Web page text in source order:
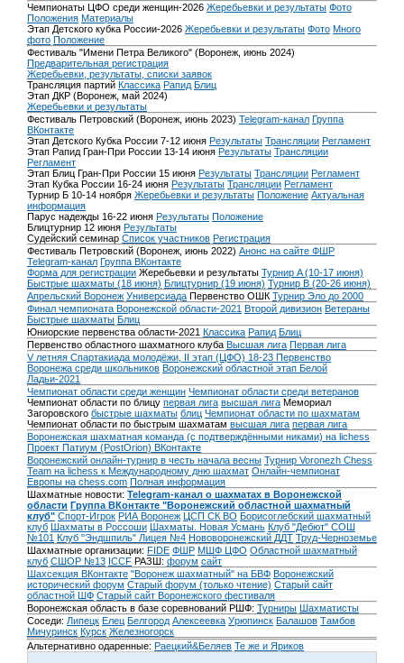
Чемпионаты ЦФО среди женщин-2026 Жеребьевки и результаты Фото
Положения Материалы
Этап Детского кубка России-2026 Жеребьевки и результаты Фото Много
фото Положение
Фестиваль "Имени Петра Великого" (Воронеж, июнь 2024)
Предварительная регистрация
Жеребьевки, результаты, списки заявок
Трансляция партий Классика Рапид Блиц
Этап ДКР (Воронеж, май 2024)
Жеребьевки и результаты
Фестиваль Петровский (Воронеж, июнь 2023) Telegram-канал Группа
ВКонтакте
Этап Детского Кубка России 7-12 июня Результаты Трансляции Регламент
Этап Рапид Гран-При России 13-14 июня Результаты Трансляции
Регламент
Этап Блиц Гран-При России 15 июня Результаты Трансляции Регламент
Этап Кубка России 16-24 июня Результаты Трансляции Регламент
Турнир Б 10-14 ноября Жеребьевки и результаты Положение Актуальная
информация
Парус надежды 16-22 июня Результаты Положение
Блицтурнир 12 июня Результаты
Судейский семинар Список участников Регистрация
Фестиваль Петровский (Воронеж, июнь 2022) Анонс на сайте ФШР
Telegram-канал Группа ВКонтакте
Форма для регистрации Жеребьевки и результаты Турнир A (10-17 июня)
Быстрые шахматы (18 июня) Блицтурнир (19 июня) Турнир B (20-26 июня)
Апрельский Воронеж Универсиада Первенство ОШК Турнир Эло до 2000
Финал чемпионата Воронежской области-2021 Второй дивизион Ветераны
Быстрые шахматы Блиц
Юниорские первенства области-2021 Классика Рапид Блиц
Первенство областного шахматного клуба Высшая лига Первая лига
V летняя Спартакиада молодёжи, II этап (ЦФО) 18-23 Первенство
Воронежа среди школьников Воронежский областной этап Белой
Ладьи-2021
Чемпионат области среди женщин Чемпионат области среди ветеранов
Чемпионат области по блицу первая лига высшая лига Мемориал
Загоровского быстрые шахматы блиц Чемпионат области по шахматам
Чемпионат области по быстрым шахматам высшая лига первая лига
Воронежская шахматная команда (с подтверждёнными никами) на lichess
Проект Патиум (PostOrion) ВКонтакте
Воронежский онлайн-турнир в честь начала весны Турнир Voronezh Chess
Team на lichess к Международному дню шахмат Онлайн-чемпионат
Европы на chess.com Полная информация
Шахматные новости: Telegram-канал о шахматах в Воронежской
области Группа ВКонтакте "Воронежский областной шахматный
клуб" Спорт-Игрок РИА Воронеж ЦСП СК ВО Борисоглебский шахматный
клуб Шахматы в Россоши Шахматы. Новая Усмань Клуб "Дебют" СОШ
№101 Клуб "Эндшпиль" Лицея №4 Нововоронежский ДДТ Труд-Черноземье
Шахматные организации: FIDE ФШР МШФ ЦФО Областной шахматный
клуб СШОР №13 ICCF РАЗШ: форум сайт
Шахсекция ВКонтакте "Воронеж шахматный" на БВФ Воронежский
исторический форум Cтарый форум (только чтение) Старый сайт
областной ШФ Старый сайт Воронежского фестиваля
Воронежская область в базе соревнований РШФ: Турниры Шахматисты
Соседи: Липецк Елец Белгород Алексеевка Урюпинск Балашов Тамбов
Мичуринск Курск Железногорск
Альтернативно одаренные: Раецкий&Беляев Те же и Яриков